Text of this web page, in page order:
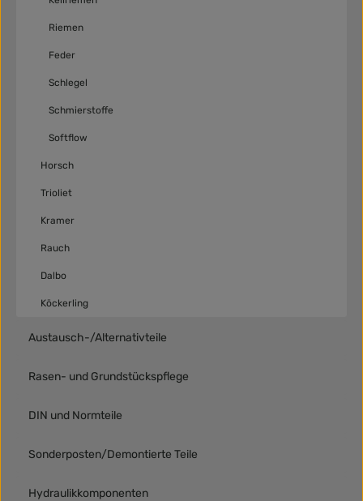
Riemen
Feder
Schlegel
Schmierstoffe
Softflow
Horsch
Trioliet
Kramer
Rauch
Dalbo
Köckerling
Austausch-/Alternativteile
Rasen- und Grundstückspflege
DIN und Normteile
Sonderposten/Demontierte Teile
Hydraulikkomponenten